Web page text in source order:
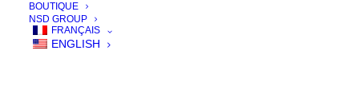
BOUTIQUE
NSD GROUP
FRANÇAIS
ENGLISH